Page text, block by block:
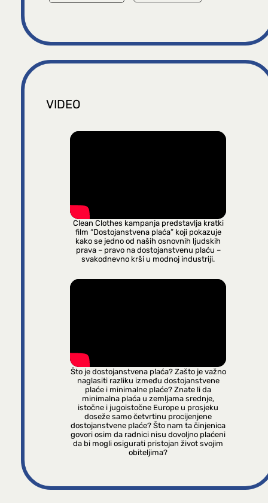
VIDEO
Clean Clothes kampanja predstavlja kratki
film “Dostojanstvena plaća” koji pokazuje
kako se jedno od naših osnovnih ljudskih
prava – pravo na dostojanstvenu plaću –
svakodnevno krši u modnoj industriji.
Što je dostojanstvena plaća? Zašto je važno
naglasiti razliku između dostojanstvene
plaće i minimalne plaće? Znate li da
minimalna plaća u zemljama srednje,
istočne i jugoistočne Europe u prosjeku
doseže samo četvrtinu procijenjene
dostojanstvene plaće? Što nam ta činjenica
govori osim da radnici nisu dovoljno plaćeni
da bi mogli osigurati pristojan život svojim
obiteljima?